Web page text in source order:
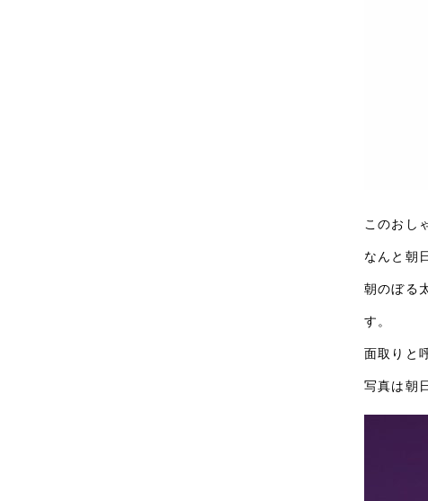
このおし
なんと朝
朝のぼる
す。
面取りと
写真は朝